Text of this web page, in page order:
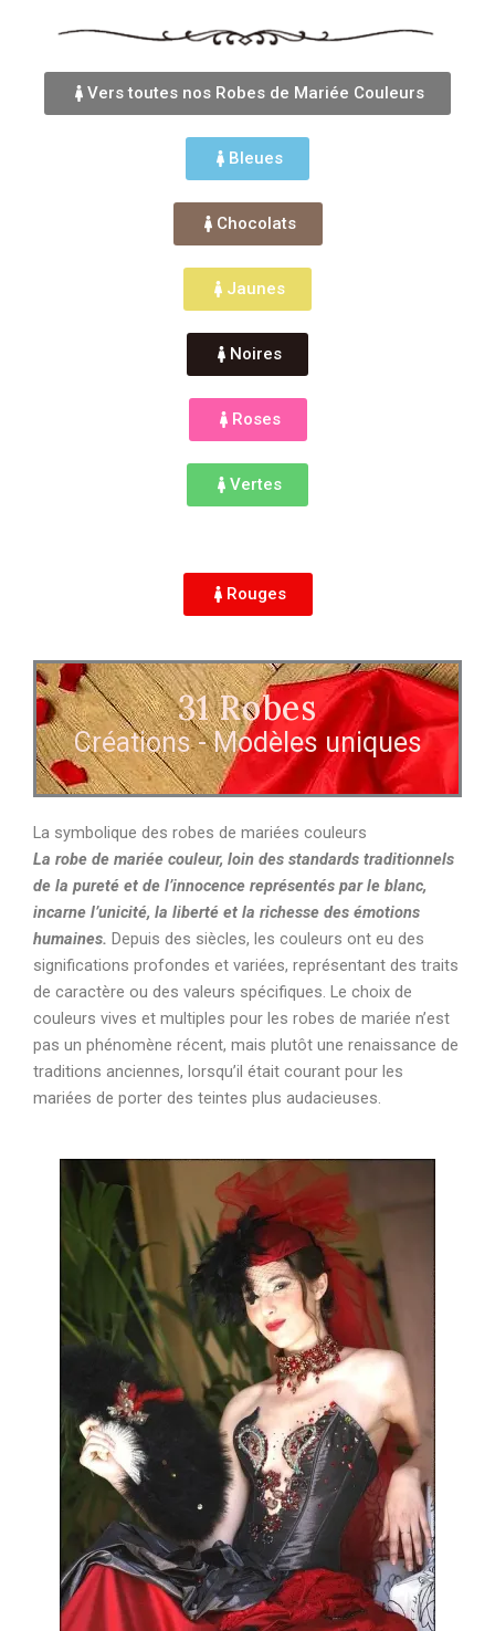
Vers toutes nos Robes de Mariée Couleurs
Bleues
Chocolats
Jaunes
Noires
Roses
Vertes
Rouges
Créations - Modèles uniques
31 Robes
La symbolique des robes de mariées couleurs
La robe de mariée couleur, loin des standards traditionnels
de la pureté et de l’innocence représentés par le blanc,
incarne l’unicité, la liberté et la richesse des émotions
humaines. Depuis des siècles, les couleurs ont eu des
significations profondes et variées, représentant des traits
de caractère ou des valeurs spécifiques. Le choix de
couleurs vives et multiples pour les robes de mariée n’est
pas un phénomène récent, mais plutôt une renaissance de
traditions anciennes, lorsqu’il était courant pour les
mariées de porter des teintes plus audacieuses.